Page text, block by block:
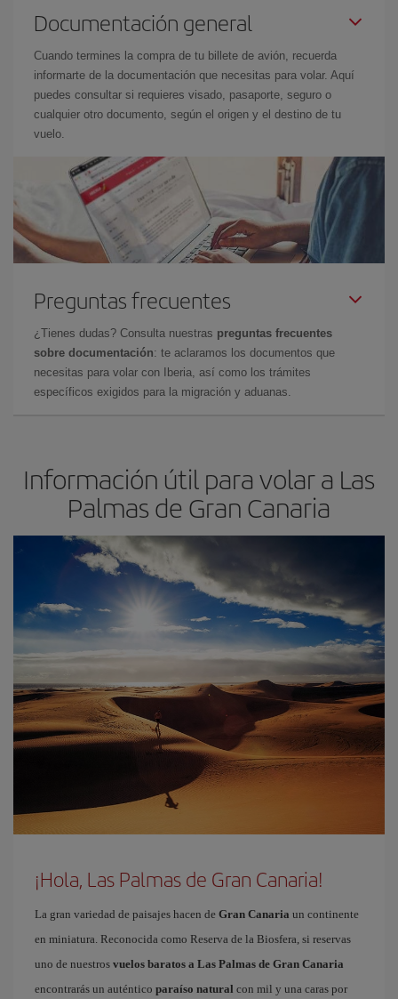
Documentación general
Cuando termines la compra de tu billete de avión, recuerda
informarte de la documentación que necesitas para volar. Aquí
puedes consultar si requieres visado, pasaporte, seguro o
cualquier otro documento, según el origen y el destino de tu
vuelo.
Preguntas frecuentes
¿Tienes dudas? Consulta nuestras preguntas frecuentes
sobre documentación: te aclaramos los documentos que
necesitas para volar con Iberia, así como los trámites
específicos exigidos para la migración y aduanas.
Información útil para volar a Las
Palmas de Gran Canaria
¡Hola, Las Palmas de Gran Canaria!
La gran variedad de paisajes hacen de Gran Canaria un continente
en miniatura. Reconocida como Reserva de la Biosfera, si reservas
uno de nuestros vuelos baratos a Las Palmas de Gran Canaria
encontrarás un auténtico paraíso natural con mil y una caras por